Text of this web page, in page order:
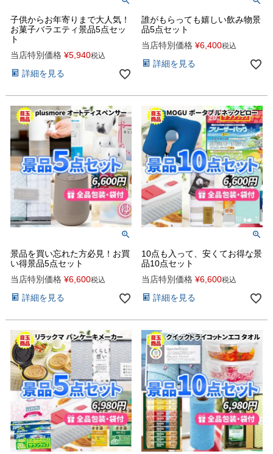
子供からお年寄りまで大人気！
お菓子バラエティ景品5点セッ
ト
当店特別価格 ¥5,940税込
詳細を見る
誰がもらっても嬉しい飲み物景
品5点セット
当店特別価格 ¥6,400税込
詳細を見る
景品を買い忘れた方必見！お買
い得景品5点セット
当店特別価格 ¥6,600税込
詳細を見る
10点も入って、安くてお得な景
品10点セット
当店特別価格 ¥6,600税込
詳細を見る